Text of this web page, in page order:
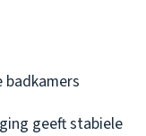
badkamers
geeft stabiele